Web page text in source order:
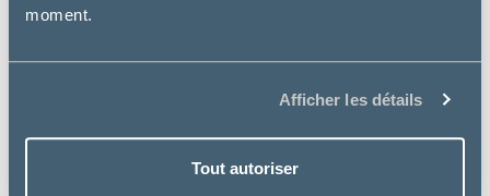
moment.
Afficher les détails
Tout autoriser
LAIT MIXOL CHIEN CHAT
à partir de
13.49€